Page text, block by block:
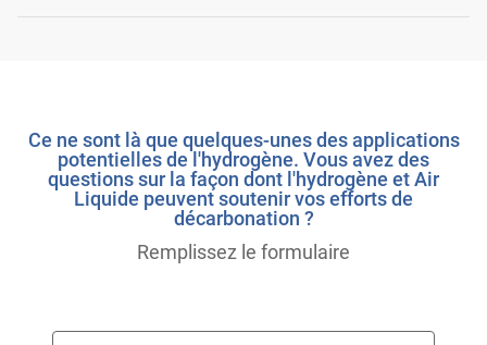
Ce ne sont là que quelques-unes des applications
potentielles de l'hydrogène. Vous avez des
questions sur la façon dont l'hydrogène et Air
Liquide peuvent soutenir vos efforts de
décarbonation ?
Remplissez le formulaire